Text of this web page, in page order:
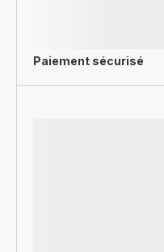
Paiement sécurisé